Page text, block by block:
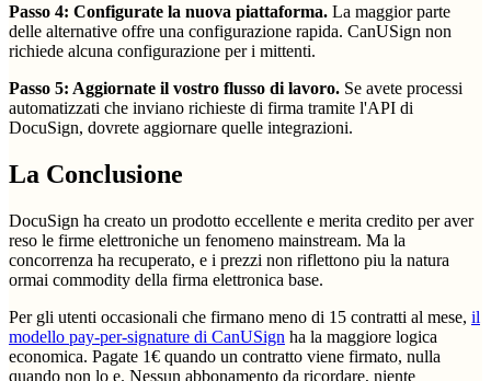
Passo 4: Configurate la nuova piattaforma. La maggior parte
delle alternative offre una configurazione rapida. CanUSign non
richiede alcuna configurazione per i mittenti.
Passo 5: Aggiornate il vostro flusso di lavoro. Se avete processi
automatizzati che inviano richieste di firma tramite l'API di
DocuSign, dovrete aggiornare quelle integrazioni.
La Conclusione
DocuSign ha creato un prodotto eccellente e merita credito per aver
reso le firme elettroniche un fenomeno mainstream. Ma la
concorrenza ha recuperato, e i prezzi non riflettono piu la natura
ormai commodity della firma elettronica base.
Per gli utenti occasionali che firmano meno di 15 contratti al mese, il
modello pay-per-signature di CanUSign ha la maggiore logica
economica. Pagate 1€ quando un contratto viene firmato, nulla
quando non lo e. Nessun abbonamento da ricordare, niente